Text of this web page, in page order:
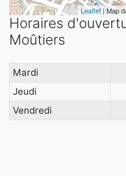
Leaflet| Map
Horaires
Moûtiers
Mardi
Jeudi
Vendredi